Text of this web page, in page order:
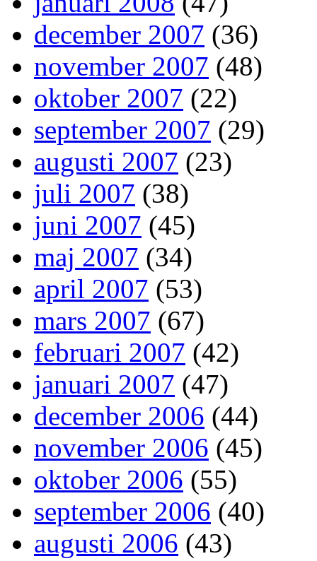
december 2007 (36)
november 2007 (48)
oktober 2007 (22)
september 2007 (29)
augusti 2007 (23)
juli 2007 (38)
juni 2007 (45)
maj 2007 (34)
april 2007 (53)
mars 2007 (67)
februari 2007 (42)
januari 2007 (47)
december 2006 (44)
november 2006 (45)
oktober 2006 (55)
september 2006 (40)
augusti 2006 (43)